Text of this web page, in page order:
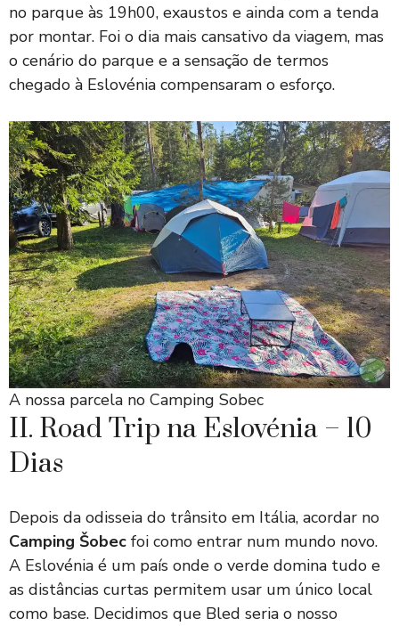
no parque às 19h00, exaustos e ainda com a tenda
por montar. Foi o dia mais cansativo da viagem, mas
o cenário do parque e a sensação de termos
chegado à Eslovénia compensaram o esforço.
A nossa parcela no Camping Sobec
II. Road Trip na Eslovénia – 10
Dias
Depois da odisseia do trânsito em Itália, acordar no
Camping Šobec foi como entrar num mundo novo.
A Eslovénia é um país onde o verde domina tudo e
as distâncias curtas permitem usar um único local
como base. Decidimos que Bled seria o nosso